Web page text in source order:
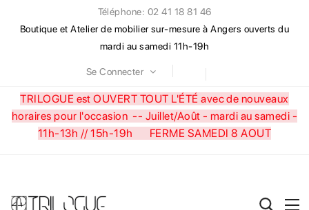
Téléphone: 02 41 18 81 46
Boutique et Atelier de mobilier sur-mesure à Angers ouverts du
mardi au samedi 11h-19h
Se Connecter
TRILOGUE est OUVERT TOUT L'ÉTÉ avec de nouveaux
horaires pour l'occasion -- Juillet/Août - mardi au samedi -
11h-13h // 15h-19h FERME SAMEDI 8 AOUT